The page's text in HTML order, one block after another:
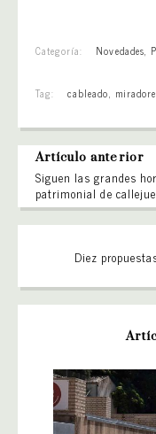
Categoría: Novedades,
Tag: cableado,
Artículo anterior
Siguen las grandes
patrimonial de
Diez